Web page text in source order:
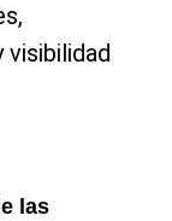
visibilidad
las